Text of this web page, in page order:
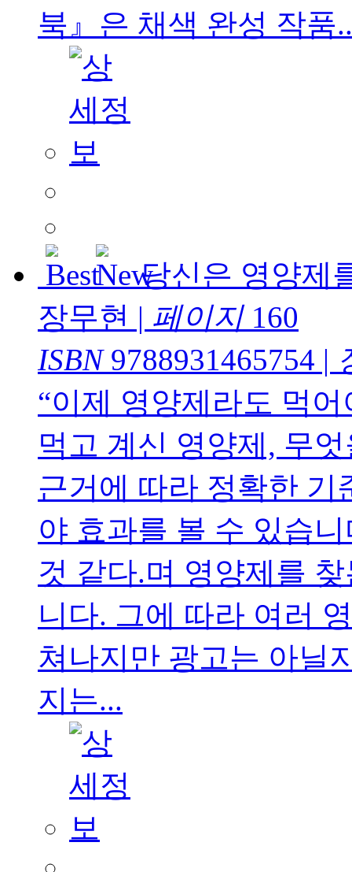
북』은 채색 완성 작품
당신은 영양제
장무현 | 페이지160
ISBN9788931465754 |
“이제 영양제라도 먹
먹고 계신 영양제, 무
근거에 따라 정확한 기
야 효과를 볼 수 있습
것 같다.며 영양제를
니다. 그에 따라 여러
쳐나지만 광고는 아닐
지는...